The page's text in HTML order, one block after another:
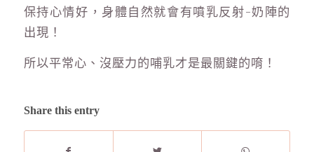
保持心情好，身體自然就會有噴乳反射-奶陣的
出現！
所以平常心、沒壓力的哺乳才是最關鍵的唷！
Share this entry